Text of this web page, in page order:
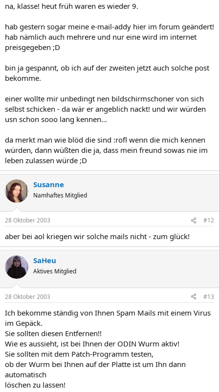
na, klasse! heut früh waren es wieder 9.
hab gestern sogar meine e-mail-addy hier im forum geändert!
hab nämlich auch mehrere und nur eine wird im internet
preisgegeben ;D
bin ja gespannt, ob ich auf der zweiten jetzt auch solche post
bekomme.
einer wollte mir unbedingt nen bildschirmschoner von sich
selbst schicken - da wär er angeblich nackt! und wir würden
usn schon sooo lang kennen...
da merkt man wie blöd die sind :rofl wenn die mich kennen
würden, dann wüßten die ja, dass mein freund sowas nie im
leben zulassen würde ;D
Susanne
Namhaftes Mitglied
28 Oktober 2003 #12
aber bei aol kriegen wir solche mails nicht - zum glück!
SaHeu
Aktives Mitglied
28 Oktober 2003 #13
Ich bekomme ständig von Ihnen Spam Mails mit einem Virus
im Gepäck.
Sie sollten diesen Entfernen!!
Wie es aussieht, ist bei Ihnen der ODIN Wurm aktiv!
Sie sollten mit dem Patch-Programm testen,
ob der Wurm bei Ihnen auf der Platte ist um Ihn dann
automatisch
löschen zu lassen!